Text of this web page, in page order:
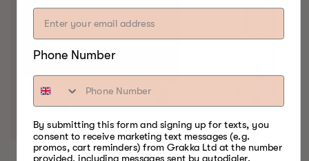
Phone Number
By submitting this form and signing up for texts, you
consent to receive marketing text messages (e.g.
promos, cart reminders) from Grakka Ltd at the number